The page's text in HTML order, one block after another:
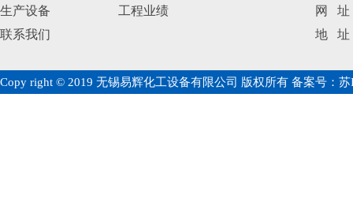
生产设备
工程业绩
联系我们
网 址
地 址
Copy right © 2019 无锡易辉化工设备有限公司 版权所有 备案号： 苏